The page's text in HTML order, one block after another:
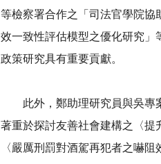
等檢察署合作之「司法官學院協
效一致性評估模型之優化研究」
政策研究具有重要貢獻。
此外，鄭助理研究員與吳專案
著重於探討友善社會建構之〈提
〈嚴厲刑罰對酒駕再犯者之嚇